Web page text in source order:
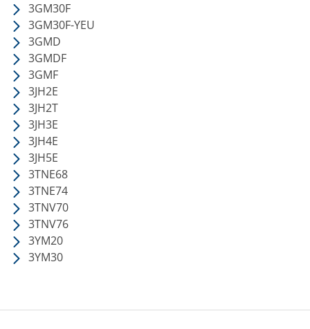
3GM30F
3GM30F-YEU
3GMD
3GMDF
3GMF
3JH2E
3JH2T
3JH3E
3JH4E
3JH5E
3TNE68
3TNE74
3TNV70
3TNV76
3YM20
3YM30